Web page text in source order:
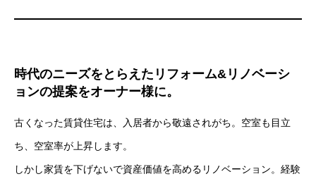
時代のニーズをとらえたリフォーム&リノベーシ
ョンの提案をオーナー様に。
古くなった賃貸住宅は、入居者から敬遠されがち。空室も目立
ち、空室率が上昇します。
しかし家賃を下げないで資産価値を高めるリノベーション。経験